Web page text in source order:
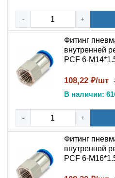
Можно ли
или водой?
Изделие рассчитано на
воздухом и вакуумом
туманом допускается
материала уплотнения
Использование с водой
проверки коррозионной
быстроразъемного
Прямой фитинг PCF
резьбовым
монтажа,
трубки к оборудованию.
быстроразъемных
- +
Фитинг
внутренней
PCF 6-
108,22 ₽/шт
В наличии:
- +
Фитинг
внутренней
PCF 6-